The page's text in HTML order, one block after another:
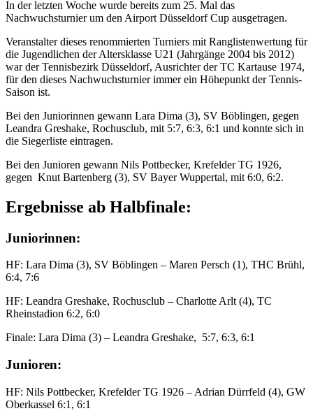
In der letzten Woche wurde bereits zum 25. Mal das
Nachwuchsturnier um den Airport Düsseldorf Cup ausgetragen.
Veranstalter dieses renommierten Turniers mit Ranglistenwertung für
die Jugendlichen der Altersklasse U21 (Jahrgänge 2004 bis 2012)
war der Tennisbezirk Düsseldorf, Ausrichter der TC Kartause 1974,
für den dieses Nachwuchsturnier immer ein Höhepunkt der Tennis-
Saison ist.
Bei den Juniorinnen gewann Lara Dima (3), SV Böblingen, gegen
Leandra Greshake, Rochusclub, mit 5:7, 6:3, 6:1 und konnte sich in
die Siegerliste eintragen.
Bei den Junioren gewann Nils Pottbecker, Krefelder TG 1926,
gegen Knut Bartenberg (3), SV Bayer Wuppertal, mit 6:0, 6:2.
Ergebnisse ab Halbfinale:
Juniorinnen:
HF: Lara Dima (3), SV Böblingen – Maren Persch (1), THC Brühl,
6:4, 7:6
HF: Leandra Greshake, Rochusclub – Charlotte Arlt (4), TC
Rheinstadion 6:2, 6:0
Finale: Lara Dima (3) – Leandra Greshake, 5:7, 6:3, 6:1
Junioren:
HF: Nils Pottbecker, Krefelder TG 1926 – Adrian Dürrfeld (4), GW
Oberkassel 6:1, 6:1